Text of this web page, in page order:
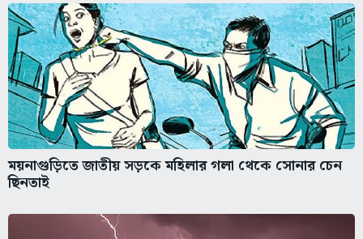
ময়নাগুড়িতে জাতীয় সড়কে মহিলার গলা থেকে সোনার চেন
ছিনতাই